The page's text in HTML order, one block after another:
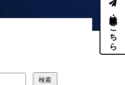
検索
体験・見学はこちら